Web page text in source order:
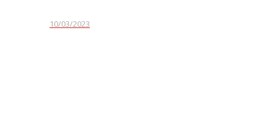
10/03/2023